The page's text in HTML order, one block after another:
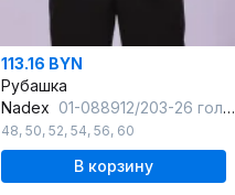
113.16 BYN
Рубашка
Nadex 01-088912/203-26 голубой
48, 50, 52, 54, 56, 60
В корзину